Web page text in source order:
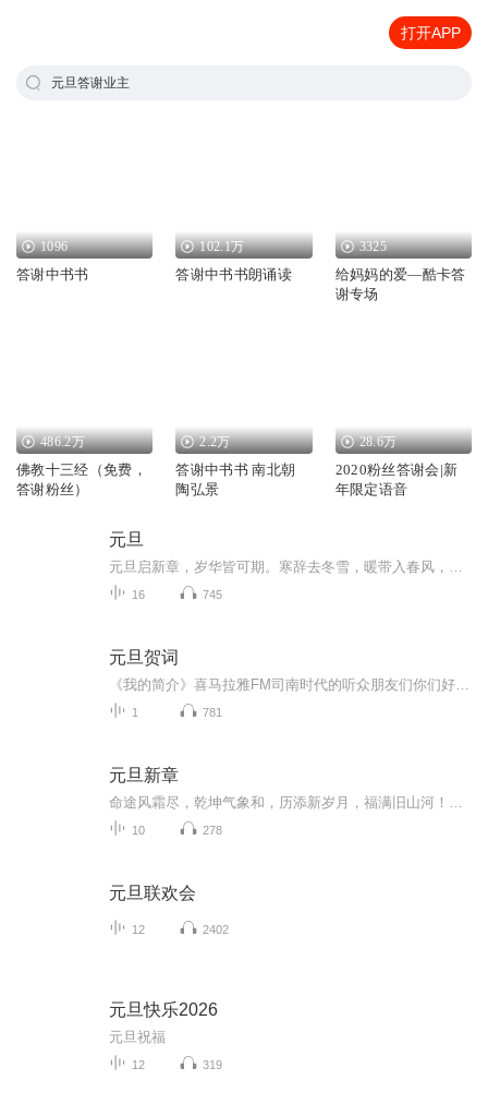
打开APP
元旦答谢业主
1096
答谢中书书
102.1万
答谢中书书朗诵读
3325
给妈妈的爱—酷卡答
谢专场
486.2万
佛教十三经（免费，
答谢粉丝）
2.2万
答谢中书书 南北朝
陶弘景
28.6万
2020粉丝答谢会|新
年限定语音
元旦
16 745
元旦贺词
1 781
元旦新章
10 278
元旦联欢会
12 2402
元旦快乐2026
元旦祝福
12 319